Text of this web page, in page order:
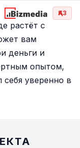
ҚАЗ
с Altyn Bank
растёт с
вам
деньги и
опытом,
уверенно в